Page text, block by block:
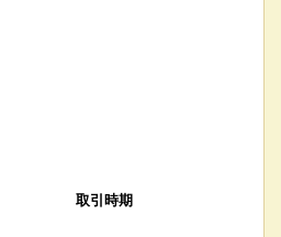
取引時期